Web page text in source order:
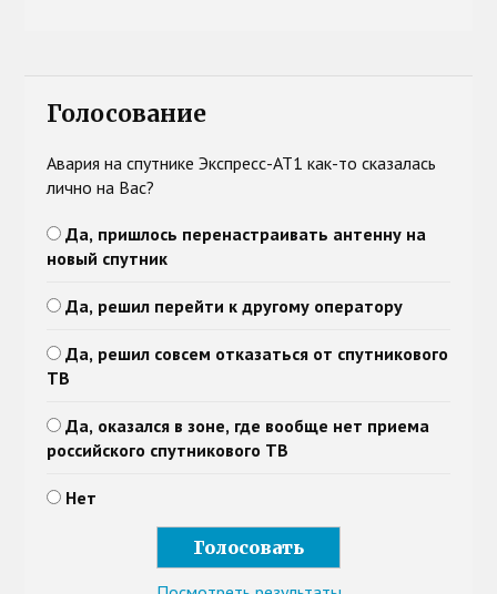
Голосование
Авария на спутнике Экспресс-АТ1 как-то сказалась
лично на Вас?
Да, пришлось перенастраивать антенну на
новый спутник
Да, решил перейти к другому оператору
Да, решил совсем отказаться от спутникового
ТВ
Да, оказался в зоне, где вообще нет приема
российского спутникового ТВ
Нет